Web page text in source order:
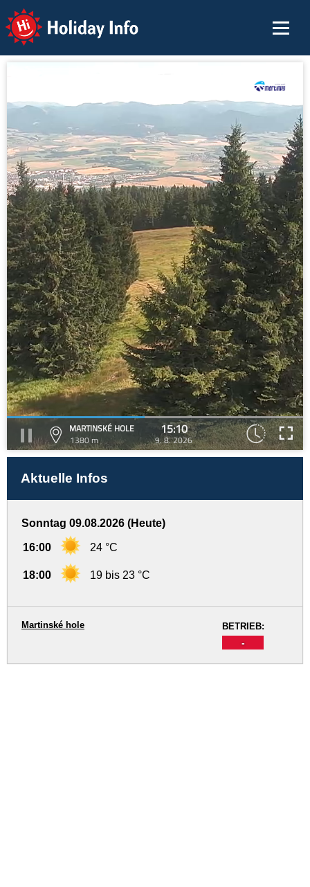
Holiday Info
MARTINSKÉ HOLE
1380 m
15:10
9. 8. 2026
Aktuelle Infos
Sonntag 09.08.2026 (Heute)
16:00 24 °C
18:00 19 bis 23 °C
BETRIEB:
-
Martinské hole